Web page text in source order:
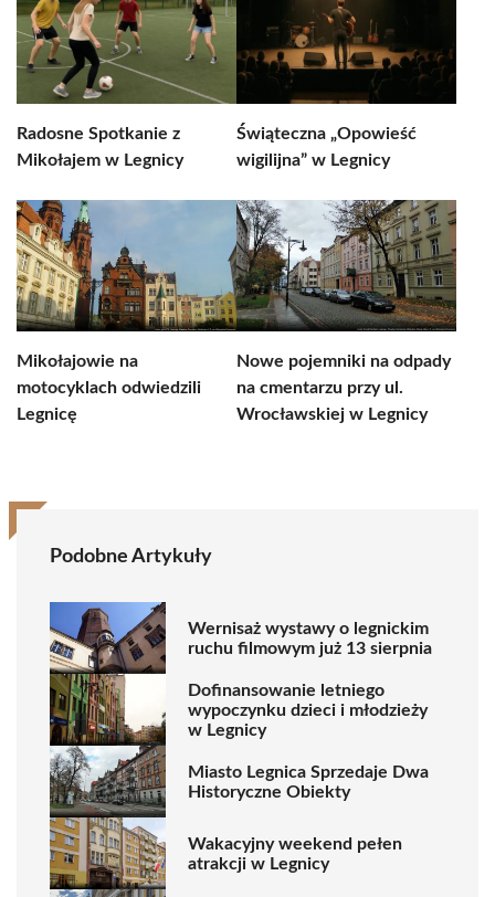
Radosne Spotkanie z
Mikołajem w Legnicy
Świąteczna „Opowieść
wigilijna” w Legnicy
Mikołajowie na
motocyklach odwiedzili
Legnicę
Nowe pojemniki na odpady
na cmentarzu przy ul.
Wrocławskiej w Legnicy
Podobne Artykuły
Wernisaż wystawy o legnickim
ruchu filmowym już 13 sierpnia
Dofinansowanie letniego
wypoczynku dzieci i młodzieży
w Legnicy
Miasto Legnica Sprzedaje Dwa
Historyczne Obiekty
Wakacyjny weekend pełen
atrakcji w Legnicy